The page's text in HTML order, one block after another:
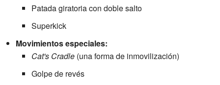
Patada giratoria con doble salto
Superkick
Movimientos especiales:
Cat's Cradle (una forma de inmovilización)
Golpe de revés